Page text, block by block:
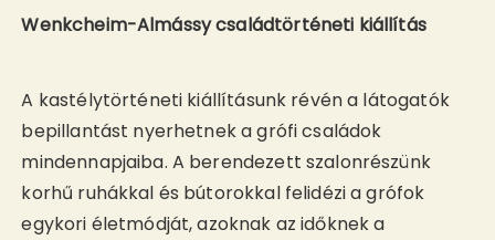
Wenkcheim-Almássy családtörténeti kiállítás
A kastélytörténeti kiállításunk révén a látogatók
bepillantást nyerhetnek a grófi családok
mindennapjaiba. A berendezett szalonrészünk
korhű ruhákkal és bútorokkal felidézi a grófok
egykori életmódját, azoknak az időknek a